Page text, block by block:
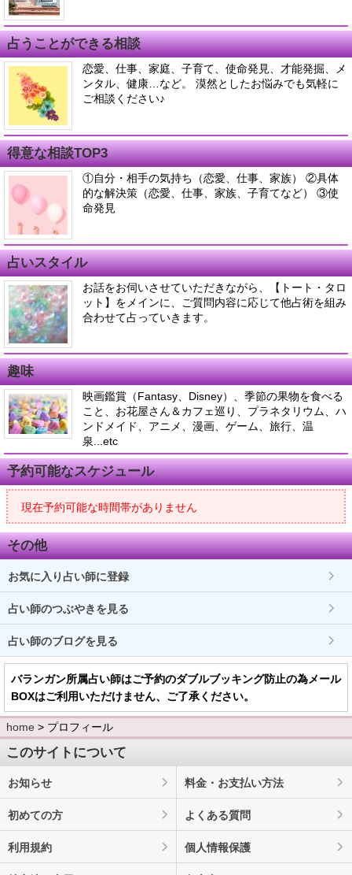
占うことができる相談
恋愛、仕事、家庭、子育て、使命発見、才能発掘、メ
ンタル、健康…など。 漠然としたお悩みでも気軽に
ご相談ください♪
得意な相談TOP3
①自分・相手の気持ち（恋愛、仕事、家族） ②具体
的な解決策（恋愛、仕事、家族、子育てなど） ③使
命発見
占いスタイル
お話をお伺いさせていただきながら、【トート・タロ
ット】をメインに、ご質問内容に応じて他占術を組み
合わせて占っていきます。
趣味
映画鑑賞（Fantasy、Disney）、季節の果物を食べる
こと、お花屋さん＆カフェ巡り、プラネタリウム、ハ
ンドメイド、アニメ、漫画、ゲーム、旅行、温
泉...etc
予約可能なスケジュール
現在予約可能な時間帯がありません
その他
お気に入り占い師に登録
占い師のつぶやきを見る
占い師のブログを見る
バランガン所属占い師はご予約のダブルブッキング防止の為メール
BOXはご利用いただけません、ご了承ください。
home > プロフィール
このサイトについて
お知らせ 料金・お支払い方法
初めての方 よくある質問
利用規約 個人情報保護